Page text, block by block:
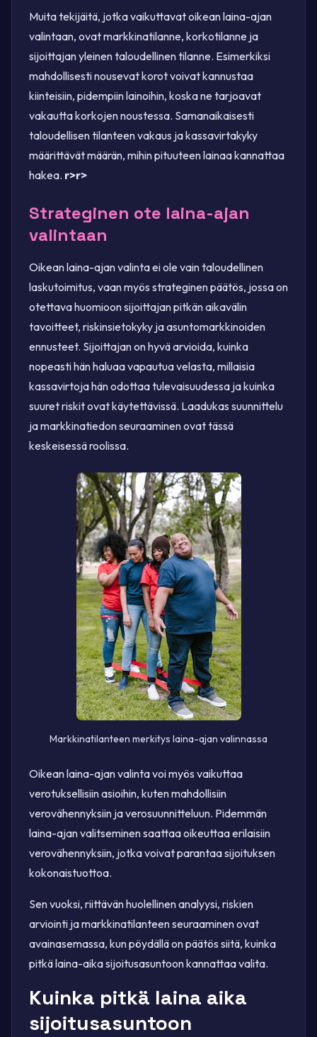
Muita tekijäitä, jotka vaikuttavat oikean laina-ajan
valintaan, ovat markkinatilanne, korkotilanne ja
sijoittajan yleinen taloudellinen tilanne. Esimerkiksi
mahdollisesti nousevat korot voivat kannustaa
kiinteisiin, pidempiin lainoihin, koska ne tarjoavat
vakautta korkojen noustessa. Samanaikaisesti
taloudellisen tilanteen vakaus ja kassavirtakyky
määrittävät määrän, mihin pituuteen lainaa kannattaa
hakea. r>r>
Strateginen ote laina-ajan
valintaan
Oikean laina-ajan valinta ei ole vain taloudellinen
laskutoimitus, vaan myös strateginen päätös, jossa on
otettava huomioon sijoittajan pitkän aikavälin
tavoitteet, riskinsietokyky ja asuntomarkkinoiden
ennusteet. Sijoittajan on hyvä arvioida, kuinka
nopeasti hän haluaa vapautua velasta, millaisia
kassavirtoja hän odottaa tulevaisuudessa ja kuinka
suuret riskit ovat käytettävissä. Laadukas suunnittelu
ja markkinatiedon seuraaminen ovat tässä
keskeisessä roolissa.
Markkinatilanteen merkitys laina-ajan valinnassa
Oikean laina-ajan valinta voi myös vaikuttaa
verotuksellisiin asioihin, kuten mahdollisiin
verovähennyksiin ja verosuunnitteluun. Pidemmän
laina-ajan valitseminen saattaa oikeuttaa erilaisiin
verovähennyksiin, jotka voivat parantaa sijoituksen
kokonaistuottoa.
Sen vuoksi, riittävän huolellinen analyysi, riskien
arviointi ja markkinatilanteen seuraaminen ovat
avainasemassa, kun pöydällä on päätös siitä, kuinka
pitkä laina-aika sijoitusasuntoon kannattaa valita.
Kuinka pitkä laina aika
sijoitusasuntoon